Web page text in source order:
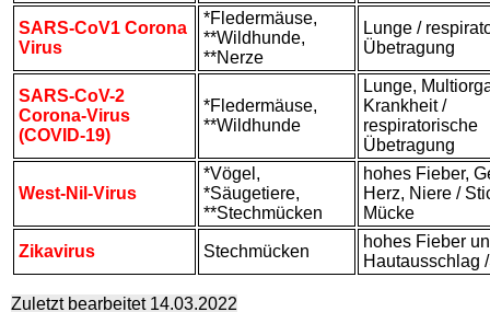
SARS-CoV1 Corona
Virus
*Fledermäuse,
**Wildhunde,
**Nerze
Lunge /
Übetragung
SARS-CoV-2
Corona-Virus
(COVID-19)
*Fledermäuse,
**Wildhunde
Lunge,
Krankheit /
respiratorische
Übetragung
West-Nil-Virus
*Vögel,
*Säugetiere,
**Stechmücken
hohes Fieber,
Herz, Niere /
Mücke
Zikavirus Stechmücken
hohes Fieber
Hautausschlag
Zuletzt bearbeitet 14.03.2022